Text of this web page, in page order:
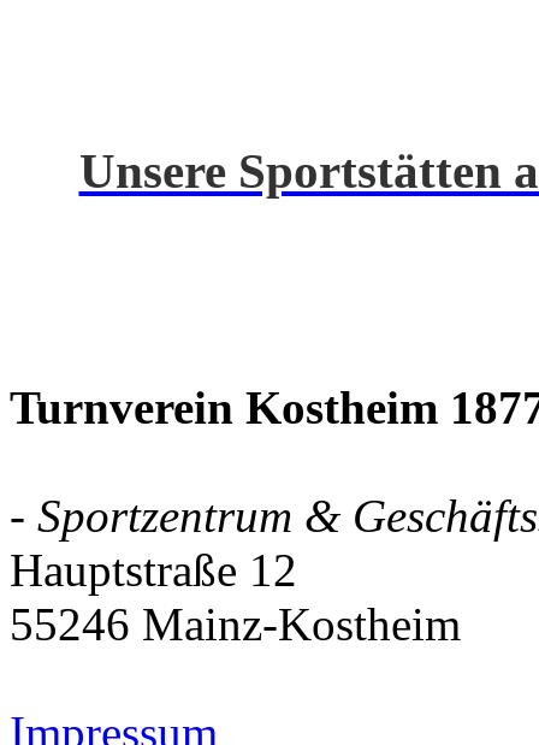
Unsere Sportstätten
Turnverein Kostheim
- Sportzentrum &
Hauptstraße 12
55246 Mainz-Kostheim
Impressum